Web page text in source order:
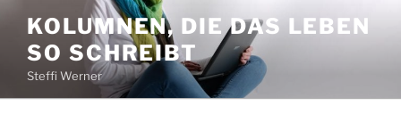
Inhalt
springen
KOLUMNEN, DIE DAS LEBEN
SO SCHREIBT
Steffi Werner